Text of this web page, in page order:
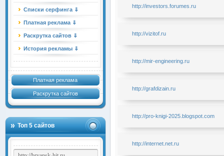
Списки серфинга ⇓
Платная реклама ⇓
Раскрутка сайтов ⇓
История рекламы ⇓
Платная реклама
Раскрутка сайтов
Топ 5 сайтов
http://investors.forumes.ru
http://vizitof.ru
http://mir-engineering.ru
http://grafdizain.ru
http://pro-knigi-2025.blogspot.com
http://internet.net.ru